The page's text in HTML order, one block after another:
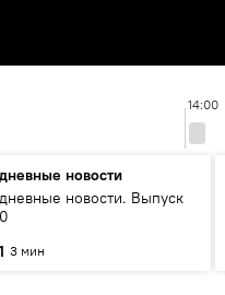
14:00
новости
новости. Выпуск
3 мин